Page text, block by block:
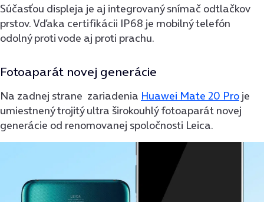
Súčasťou displeja je aj integrovaný snímač odtlačkov
prstov. Vďaka certifikácii IP68 je mobilný telefón
odolný proti vode aj proti prachu.
Fotoaparát novej generácie
Na zadnej strane zariadenia Huawei Mate 20 Pro je
umiestnený trojitý ultra širokouhlý fotoaparát novej
generácie od renomovanej spoločnosti Leica.